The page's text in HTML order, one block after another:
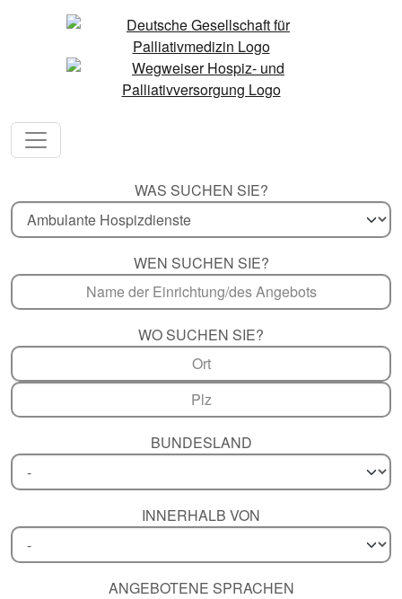
WAS SUCHEN SIE?
WEN SUCHEN SIE?
WO SUCHEN SIE?
BUNDESLAND
INNERHALB VON
ANGEBOTENE SPRACHEN